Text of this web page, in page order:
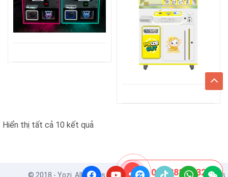
Hiển thị tất cả 10 kết quảĐã
theo
© 2018 - Yozi. All Rights Reserved. Powered by ApusThemes
08 8888 0532